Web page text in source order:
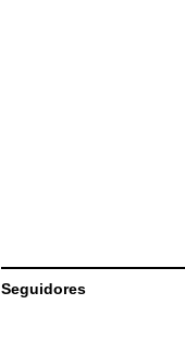
Seguidores